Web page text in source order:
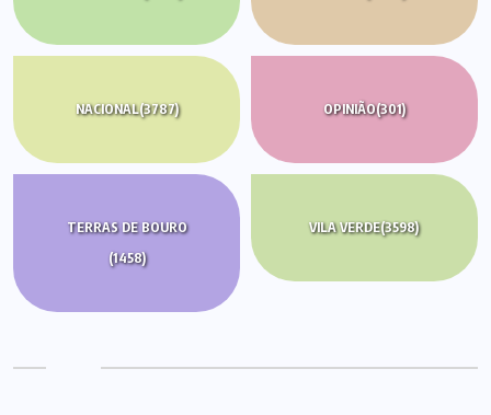
NACIONAL(3787) OPINIÃO(301)
TERRAS DE BOURO
(1458)
VILA VERDE(3598)